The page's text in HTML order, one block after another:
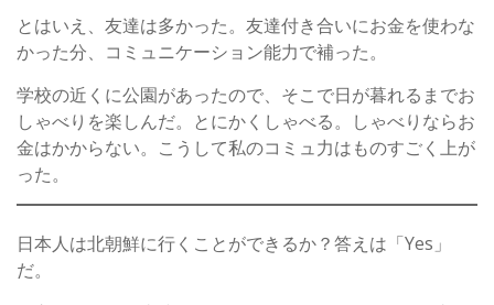
とはいえ、友達は多かった。友達付き合いにお金を使わな
かった分、コミュニケーション能力で補った。
学校の近くに公園があったので、そこで日が暮れるまでお
しゃべりを楽しんだ。とにかくしゃべる。しゃべりならお
金はかからない。こうして私のコミュ力はものすごく上が
った。
日本人は北朝鮮に行くことができるか？答えは「Yes」
だ。